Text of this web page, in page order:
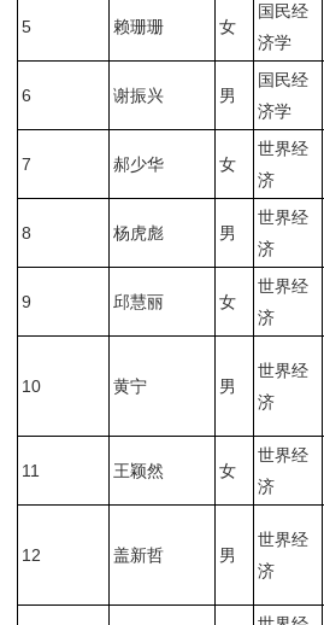
5 赖珊珊 女
国民经
济学
6 谢振兴 男
国民经
济学
7 郝少华 女
世界经
济
8 杨虎彪 男
世界经
济
9 邱慧丽 女
世界经
济
10 黄宁 男
世界经
济
11 王颖然 女
世界经
济
12 盖新哲 男
世界经
济